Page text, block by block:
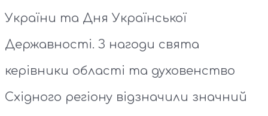
України та Дня Української
Державності. З нагоди свята
керівники області та духовенство
Східного регіону відзначили значний